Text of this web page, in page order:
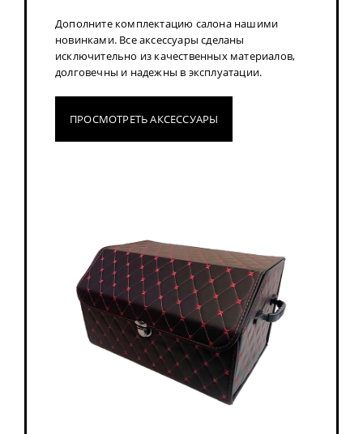
Дополните комплектацию салона нашими
новинками. Все аксессуары сделаны
исключительно из качественных материалов,
долговечны и надежны в эксплуатации.
ПРОСМОТРЕТЬ АКСЕССУАРЫ